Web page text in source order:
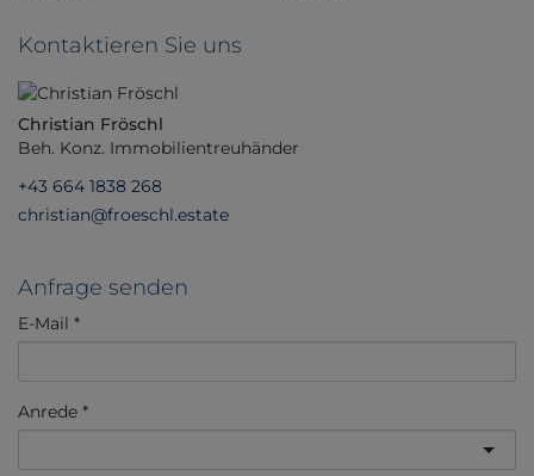
Kontaktieren Sie uns
Christian Fröschl
Beh. Konz. Immobilientreuhänder
+43 664 1838 268
christian@froeschl.estate
Anfrage senden
E-Mail
Anrede